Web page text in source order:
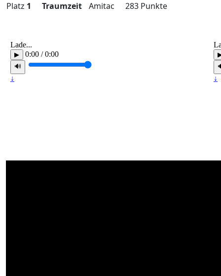
Platz 1 Traumzeit Amitac 283 Punkte